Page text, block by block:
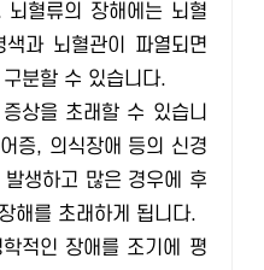
뇌혈류의 장해에는 뇌혈
과 뇌혈관이 파열되면
분할 수 있습니다.
상을 초래할 수 있습니
증, 의식장애 등의 신경
생하고 많은 경우에 후
해를 초래하게 됩니다.
적인 장애를 조기에 평